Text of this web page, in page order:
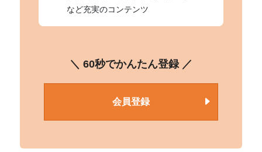
など充実のコンテンツ
＼ 60秒でかんたん登録 ／
会員登録